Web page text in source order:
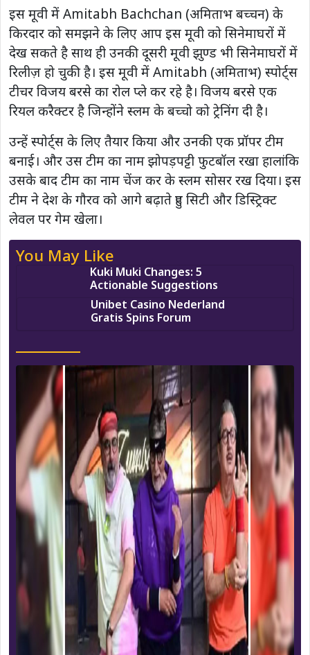
इस मूवी में Amitabh Bachchan (अमिताभ बच्चन) के
किरदार को समझने के लिए आप इस मूवी को सिनेमाघरों में
देख सकते है साथ ही उनकी दूसरी मूवी झुण्ड भी सिनेमाघरों में
रिलीज़ हो चुकी है। इस मूवी में Amitabh (अमिताभ) स्पोर्ट्स
टीचर विजय बरसे का रोल प्ले कर रहे है। विजय बरसे एक
रियल करैक्टर है जिन्होंने स्लम के बच्चो को ट्रेनिंग दी है।
उन्हें स्पोर्ट्स के लिए तैयार किया और उनकी एक प्रॉपर टीम
बनाई। और उस टीम का नाम झोपड़पट्टी फुटबॉल रखा हालांकि
उसके बाद टीम का नाम चेंज कर के स्लम सोसर रख दिया। इस
टीम ने देश के गौरव को आगे बढ़ाते हुए सिटी और डिस्ट्रिक्ट
लेवल पर गेम खेला।
You May Like
Kuki Muki Changes: 5
Actionable Suggestions
Unibet Casino Nederland
Gratis Spins Forum